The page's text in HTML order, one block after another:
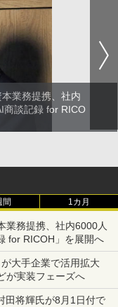
業務提携、社内
商談記録 for RICO
間 1カ月
業務提携、社内6000人
for RICOH」を展開へ
が大手企業で活用拡大
が実装フェーズへ
将輝氏が8月1日付で